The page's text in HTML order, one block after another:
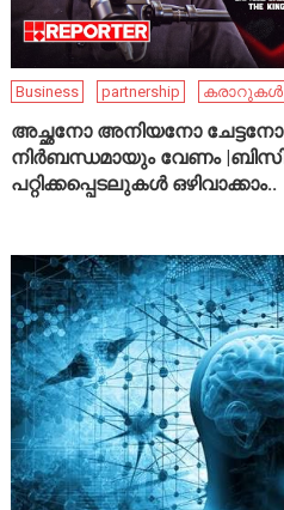
Business partnership കരാറുകൾ
അച്ഛനോ അനിയനോ ചേട്ടനോ
നിർബന്ധമായും വേണം
പറ്റിക്കപ്പെടലുകൾ ഒഴിവാക്കാം..